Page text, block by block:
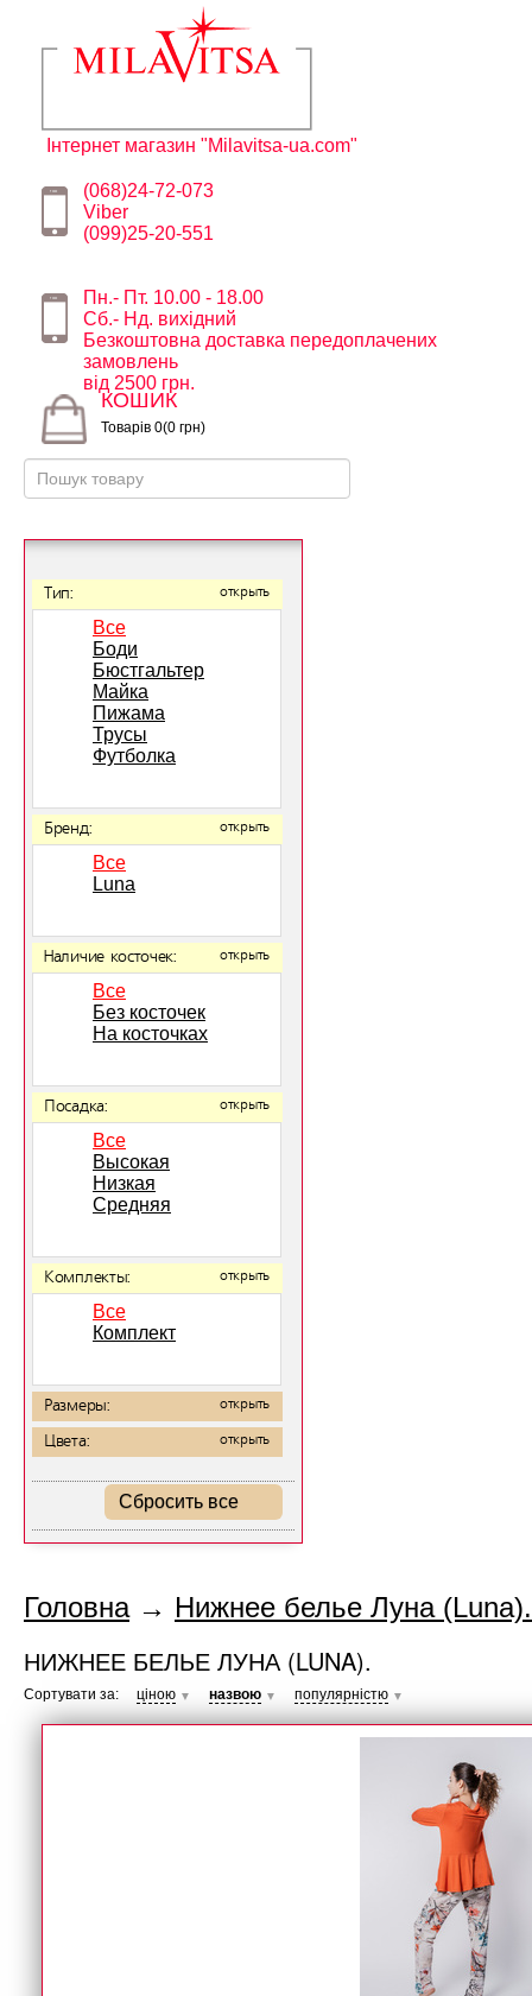
Інтернет магазин "Milavitsa-ua.com"
(068)24-72-073
Viber
(099)25-20-551
Пн.- Пт. 10.00 - 18.00
Сб.- Нд. вихідний
Безкоштовна доставка передоплачених
замовлень
від 2500 грн.
КОШИК
Товарів 0(0 грн)
Тип: открыть
Все
Боди
Бюстгальтер
Майка
Пижама
Трусы
Футболка
Бренд: открыть
Все
Luna
Наличие косточек: открыть
Все
Без косточек
На косточках
Посадка: открыть
Все
Высокая
Низкая
Средняя
Комплекты: открыть
Все
Комплект
Размеры: открыть
Цвета: открыть
Сбросить все
Головна→ Нижнее белье Луна (Luna).
НИЖНЕЕ БЕЛЬЕ ЛУНА (LUNA).
Сортувати за: ціною ▼ назвою ▼ популярністю ▼